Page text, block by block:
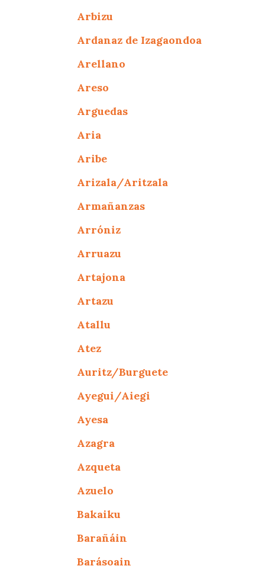
Arbizu
Ardanaz de Izagaondoa
Arellano
Areso
Arguedas
Aria
Aribe
Arizala/Aritzala
Armañanzas
Arróniz
Arruazu
Artajona
Artazu
Atallu
Atez
Auritz/Burguete
Ayegui/Aiegi
Ayesa
Azagra
Azqueta
Azuelo
Bakaiku
Barañáin
Barásoain